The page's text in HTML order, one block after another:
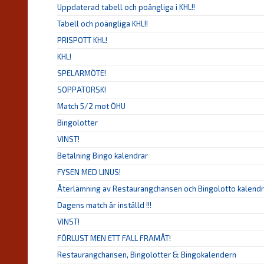
Uppdaterad tabell och poängliga i KHL!!
Tabell och poängliga KHL!!
PRISPOTT KHL!
KHL!
SPELARMÖTE!
SOPPATORSK!
Match 5/2 mot ÖHU
Bingolotter
VINST!
Betalning Bingo kalendrar
FYSEN MED LINUS!
Återlämning av Restaurangchansen och Bingolotto
Dagens match är inställd !!!
VINST!
FÖRLUST MEN ETT FALL FRAMÅT!
Restaurangchansen, Bingolotter & Bingokalendern